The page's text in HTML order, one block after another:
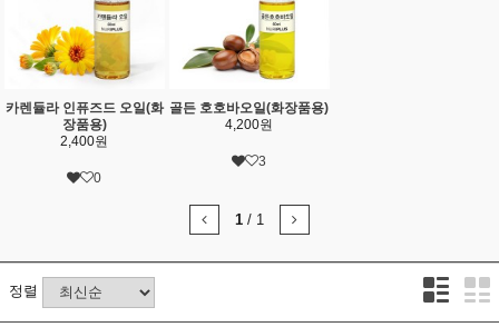
카렌듈라 인퓨즈드 오일(화
장품용)
2,400원
0
골든 호호바오일(화장품용)
4,200원
3
1 / 1
정렬